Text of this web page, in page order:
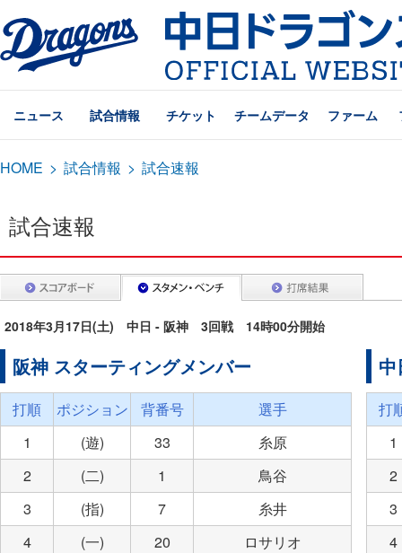
ニュース 試合情報 チケット チームデータ ファーム
HOME > 試合情報 > 試合速報
試合速報
2018年3月17日(土) 中日 - 阪神 3回戦 14時00分開始
阪神 スターティングメンバー
打順 ポジション 背番号
選手
1
(遊) 33
糸原
2
(二) 1
鳥谷
3
(指) 7
糸井
4
(一) 20
ロサリオ
打
1
2
3
4